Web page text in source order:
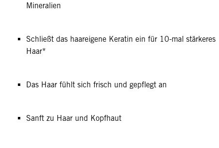
Mineralien
Schließt das haareigene Keratin ein für 10-mal stärkeres
Haar*
Das Haar fühlt sich frisch und gepflegt an
Sanft zu Haar und Kopfhaut